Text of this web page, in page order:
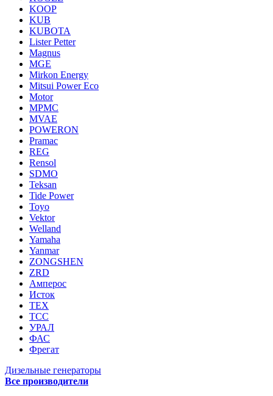
KOOP
KUB
KUBOTA
Lister Petter
Magnus
MGE
Mirkon Energy
Mitsui Power Eco
Motor
MPMC
MVAE
POWERON
Pramac
REG
Rensol
SDMO
Teksan
Tide Power
Toyo
Vektor
Welland
Yamaha
Yanmar
ZONGSHEN
ZRD
Амперос
Исток
ТЕХ
ТСС
УРАЛ
ФАС
Фрегат
Дизельные генераторы
Все производители